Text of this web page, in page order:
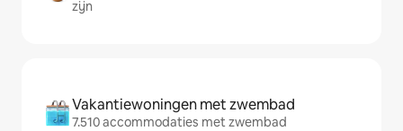
zijn
Vakantiewoningen met zwembad
7.510 accommodaties met zwembad